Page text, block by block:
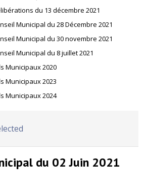
du 13 décembre 2021
Municipal du 28 Décembre 2021
Municipal du 30 novembre 2021
Municipal du 8 juillet 2021
Municipaux 2020
Municipaux 2023
Municipaux 2024
du 02 Juin 2021